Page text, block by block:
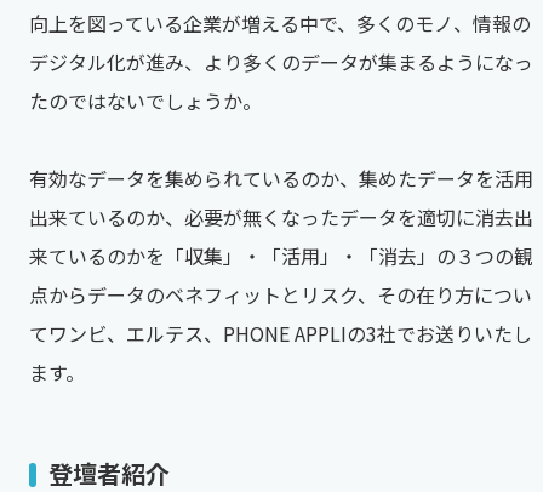
向上を図っている企業が増える中で、多くのモノ、情報の
デジタル化が進み、より多くのデータが集まるようになっ
たのではないでしょうか。
有効なデータを集められているのか、集めたデータを活用
出来ているのか、必要が無くなったデータを適切に消去出
来ているのかを「収集」・「活用」・「消去」の３つの観
点からデータのベネフィットとリスク、その在り方につい
てワンビ、エルテス、PHONE APPLIの3社でお送りいたし
ます。
登壇者紹介